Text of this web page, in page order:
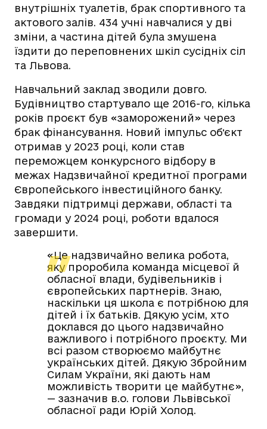
внутрішніх туалетів, брак спортивного та
актового залів. 434 учні навчалися у дві
зміни, а частина дітей була змушена
їздити до переповнених шкіл сусідніх сіл
та Львова.
Навчальний заклад зводили довго.
Будівництво стартувало ще 2016-го, кілька
років проєкт був «заморожений» через
брак фінансування. Новий імпульс обʼєкт
отримав у 2023 році, коли став
переможцем конкурсного відбору в
межах Надзвичайної кредитної програми
Європейського інвестиційного банку.
Завдяки підтримці держави, області та
громади у 2024 році, роботи вдалося
завершити.
«Це надзвичайно велика робота,
яку проробила команда місцевої й
обласної влади, будівельників і
європейських партнерів. Знаю,
наскільки ця школа є потрібною для
дітей і їх батьків. Дякую усім, хто
доклався до цього надзвичайно
важливого і потрібного проєкту. Ми
всі разом створюємо майбутнє
українських дітей. Дякую Збройним
Силам України, які дають нам
можливість творити це майбутнє»,
— зазначив в.о. голови Львівської
обласної ради Юрій Холод.